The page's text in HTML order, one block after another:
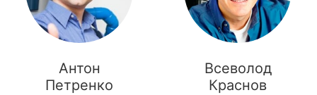
Антон
Петренко
Всеволод
Краснов